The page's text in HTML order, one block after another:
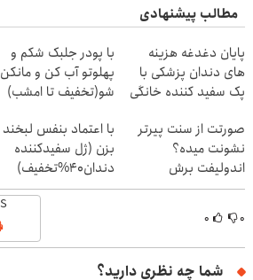
مطالب پیشنهادی
پایان دغدغه هزینه
های دندان پزشکی با
پک سفید کننده خانگی
با پودر جلبک شکم و
پهلوتو آب کن و مانکن
شو(تخفیف تا امشب)
صورتت از سنت پیرتر
نشونت میده؟
اندولیفت برش
می‌گردونه 🔰
با اعتماد بنفس لبخند
بزن (ژل سفیدکننده
دندان40%تخفیف)
۰ ۰
شما چه نظری دارید؟